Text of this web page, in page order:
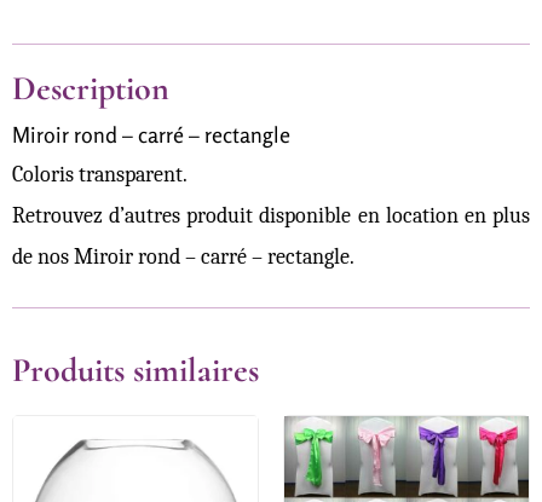
Description
Miroir rond – carré – rectangle
Coloris transparent.
Retrouvez d’autres produit disponible en location en plus
de nos Miroir rond – carré – rectangle.
Produits similaires